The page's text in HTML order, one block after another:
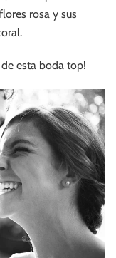
rosa y sus
esta boda top!